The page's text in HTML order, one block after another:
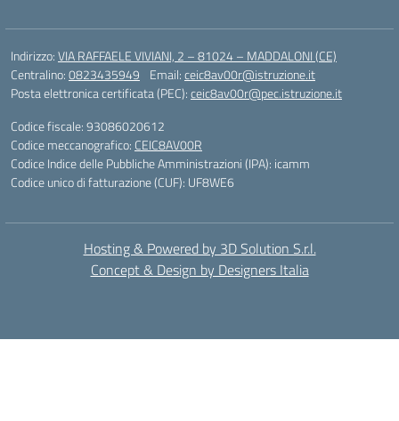
Indirizzo:VIA RAFFAELE VIVIANI, 2 – 81024 – MADDALONI (CE)
Centralino:0823435949 Email:ceic8av00r@istruzione.it
Posta elettronica certificata (PEC):ceic8av00r@pec.istruzione.it
Codice fiscale: 93086020612
Codice meccanografico: CEIC8AV00R
Codice Indice delle Pubbliche Amministrazioni (IPA): icamm
Codice unico di fatturazione (CUF): UF8WE6
Hosting & Powered by 3D Solution S.r.l.
Concept & Design by Designers Italia